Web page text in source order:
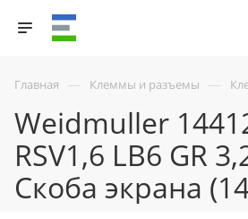
Главная — Клеммы и разъемы —
Weidmuller
RSV1,6 LB6 GR
Скоба экрана